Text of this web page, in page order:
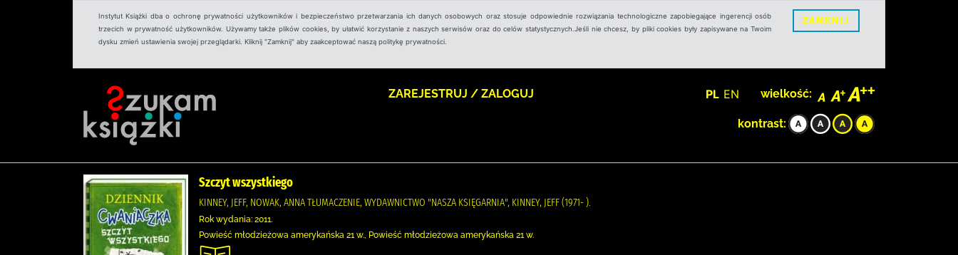
Instytut Książki dba o ochronę prywatności użytkowników i bezpieczeństwo przetwarzania ich danych osobowych oraz stosuje odpowiednie rozwiązania technologiczne zapobiegające ingerencji osób
trzecich w prywatność użytkowników. Używamy także plików cookies, by ułatwić korzystanie z naszych serwisów oraz do celów statystycznych.Jeśli nie chcesz, by pliki cookies były zapisywane na Twoim
dysku zmień ustawienia swojej przeglądarki. Kliknij "Zamknij" aby zaakceptować naszą politykę prywatności.
ZAMKNIJ
ZAREJESTRUJ / ZALOGUJ PL EN wielkość:
kontrast:
Szczyt wszystkiego
KINNEY, JEFF, NOWAK, ANNA TŁUMACZENIE, WYDAWNICTWO "NASZA KSIĘGARNIA", KINNEY, JEFF (1971- ).
Rok wydania: 2011.
Powieść młodzieżowa amerykańska 21 w., Powieść młodzieżowa amerykańska 21 w.